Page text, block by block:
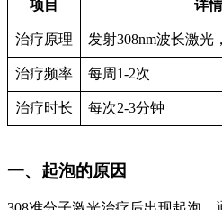
项目 详情
治疗原理 发射308nm波长激光
治疗频率 每周1-2次
治疗时长 每次2-3分钟
一、起泡的原因